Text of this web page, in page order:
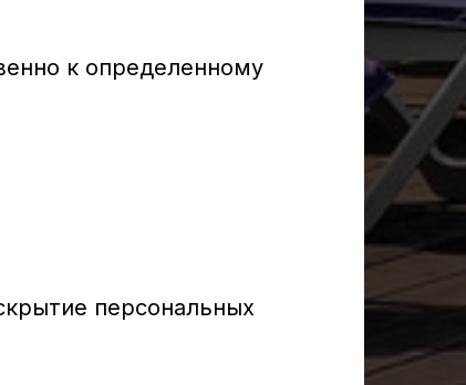
к определенному
персональных